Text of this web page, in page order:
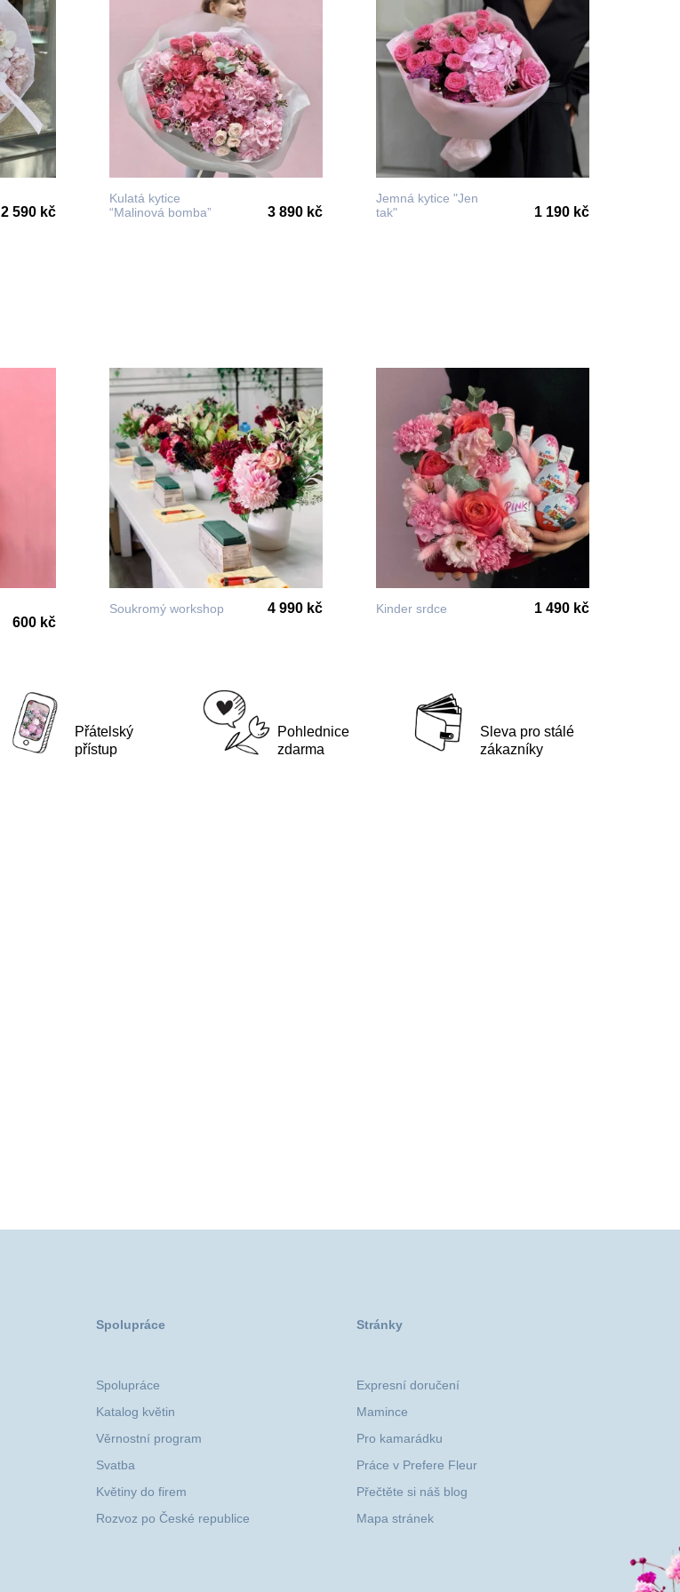
2 590 kč
Kulatá kytice
“Malinová bomba”
3 890 kč
Jemná kytice "Jen
tak"
1 190 kč
600 kč
Soukromý workshop 4 990 kč Kinder srdce 1 490 kč
Přátelský
přístup
Pohlednice
zdarma
Sleva pro stálé
zákazníky
Spolupráce
Spolupráce
Katalog květin
Věrnostní program
Svatba
Květiny do firem
Rozvoz po České republice
Stránky
Expresní doručení
Mamince
Pro kamarádku
Práce v Prefere Fleur
Přečtěte si náš blog
Mapa stránek